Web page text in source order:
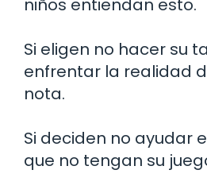
niños entiendan esto.
Si eligen no hacer su
enfrentar la realidad
nota.
Si deciden no ayudar
que no tengan su